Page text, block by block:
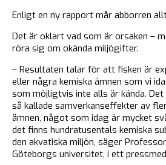
Enligt en ny rapport mår abborren
Det är oklart vad som är orsaken –
röra sig om okända miljögifter.
– Resultaten talar för att fisken är
eller några kemiska ämnen som vi
som möjligtvis inte alls är kända.
så kallade samverkanseffekter av
ämnen, något som idag är mycket
det finns hundratusentals kemiska
den akvatiska miljön, säger
Göteborgs universitet, i ett